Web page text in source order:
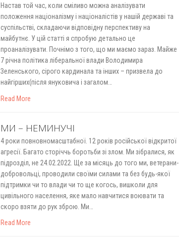
Настав той час, коли сміливо можна аналізувати
положення націоналізму і націоналістів у нашій державі та
суспільстві, складаючи відповідну перспективу на
майбутнє. У цій статті я спробую детально це
проаналізувати. Почнімо з того, що ми маємо зараз. Майже
7 річна політика ліберальної влади Володимира
Зеленського, сірого кардинала та інших – призвела до
найгірших(після януковича і загалом…
Read More
МИ – НЕМИНУЧІ
4 роки повновномасштабної. 12 років російської відкритої
агресії. Багато сторіччь боротьби зі злом. Ми зібралися, як
підрозділ, не 24.02.2022. Ще за місяць до того ми, ветерани-
добровольці, проводили своїми силами та без будь-якої
підтримки чи то влади чи то ще когось, вишколи для
цивільного населення, яке мало навчитися воювати та
скоро взяти до рук зброю. Ми…
Read More